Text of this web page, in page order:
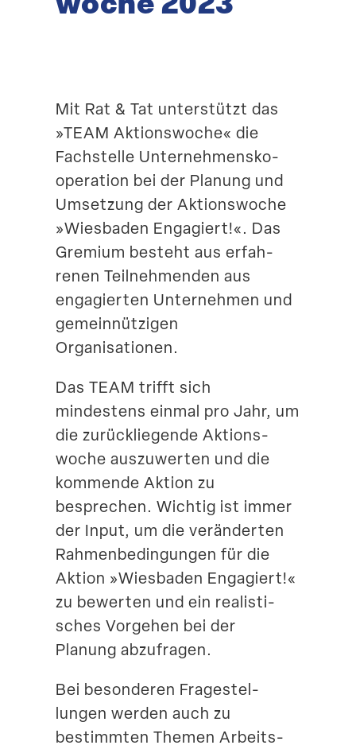
Mit Rat & Tat unter­stützt das
»TEAM Aktions­woche« die
Fachstelle Unter­neh­mens­ko­
ope­ration bei der Planung und
Umsetzung der Aktions­woche
»Wiesbaden Engagiert!«. Das
Gremium besteht aus erfah­
renen Teilneh­menden aus
engagierten Unter­nehmen und
gemein­nüt­zigen
Organisationen.
Das TEAM trifft sich
mindestens einmal pro Jahr, um
die zurück­lie­gende Aktions­
woche auszu­werten und die
kommende Aktion zu
besprechen. Wichtig ist immer
der Input, um die verän­derten
Rahmen­be­din­gungen für die
Aktion »Wiesbaden Engagiert!«
zu bewerten und ein realis­ti­
sches Vorgehen bei der
Planung abzufragen.
Bei beson­deren Frage­stel­
lungen werden auch zu
bestimmten Themen Arbeits­